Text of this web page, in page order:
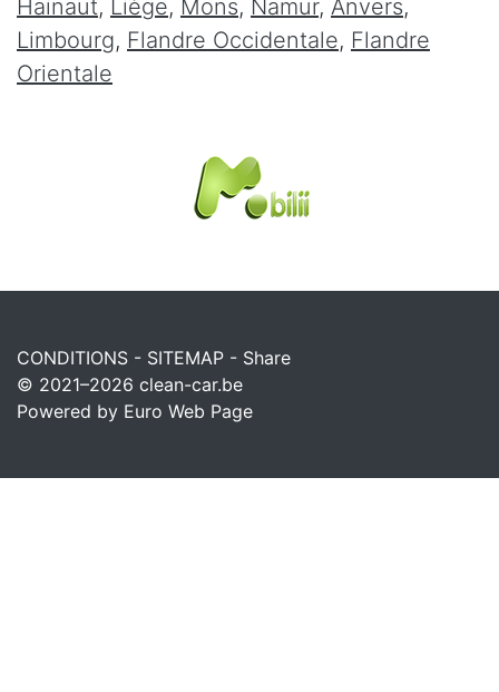
Hainaut, Liège, Mons, Namur, Anvers,
Limbourg, Flandre Occidentale, Flandre
Orientale
CONDITIONS - SITEMAP - Share
© 2021–2026 clean-car.be
Powered by Euro Web Page